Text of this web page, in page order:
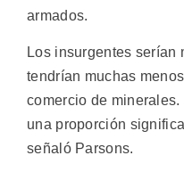
armados.
Los insurgentes serían
tendrían muchas
comercio de
una proporción
señaló Parsons.